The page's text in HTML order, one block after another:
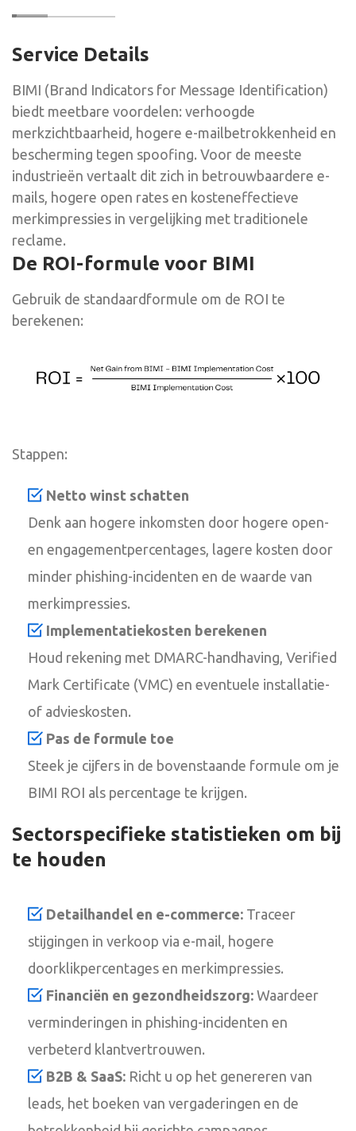
Service Details
BIMI (Brand Indicators for Message Identification)
biedt meetbare voordelen: verhoogde
merkzichtbaarheid, hogere e-mailbetrokkenheid en
bescherming tegen spoofing. Voor de meeste
industrieën vertaalt dit zich in betrouwbaardere e-
mails, hogere open rates en kosteneffectieve
merkimpressies in vergelijking met traditionele
reclame.
De ROI-formule voor BIMI
Gebruik de standaardformule om de ROI te
berekenen:
Stappen:
Netto winst schatten
Denk aan hogere inkomsten door hogere open-
en engagementpercentages, lagere kosten door
minder phishing-incidenten en de waarde van
merkimpressies.
Implementatiekosten berekenen
Houd rekening met DMARC-handhaving, Verified
Mark Certificate (VMC) en eventuele installatie-
of advieskosten.
Pas de formule toe
Steek je cijfers in de bovenstaande formule om je
BIMI ROI als percentage te krijgen.
Sectorspecifieke statistieken om bij
te houden
Detailhandel en e-commerce: Traceer
stijgingen in verkoop via e-mail, hogere
doorklikpercentages en merkimpressies.
Financiën en gezondheidszorg: Waardeer
verminderingen in phishing-incidenten en
verbeterd klantvertrouwen.
B2B & SaaS: Richt u op het genereren van
leads, het boeken van vergaderingen en de